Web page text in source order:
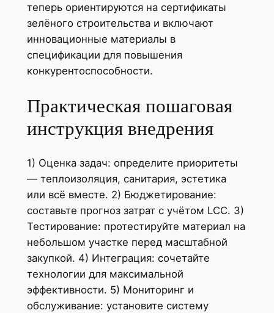
теперь ориентируются на сертификаты
зелёного строительства и включают
инновационные материалы в
спецификации для повышения
конкурентоспособности.
Практическая пошаговая
инструкция внедрения
1) Оценка задач: определите приоритеты
— теплоизоляция, санитария, эстетика
или всё вместе. 2) Бюджетирование:
составьте прогноз затрат с учётом LCC. 3)
Тестирование: протестируйте материал на
небольшом участке перед масштабной
закупкой. 4) Интеграция: сочетайте
технологии для максимальной
эффективности. 5) Мониторинг и
обслуживание: установите систему